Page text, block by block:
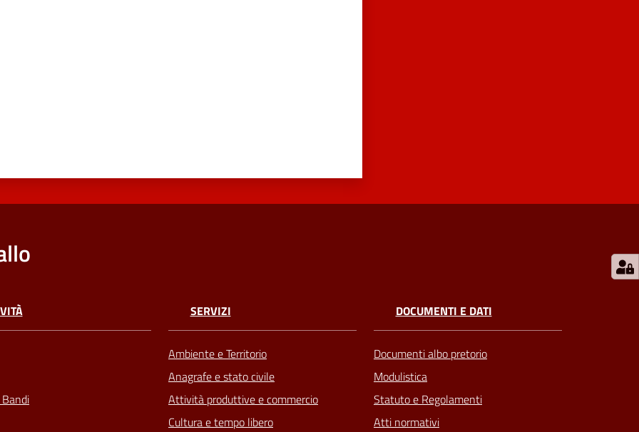
SERVIZI
Ambiente e Territorio
Anagrafe e stato civile
Attività produttive e commercio
Cultura e tempo libero
DOCUMENTI E DATI
Documenti albo pretorio
Modulistica
Statuto e Regolamenti
Atti normativi